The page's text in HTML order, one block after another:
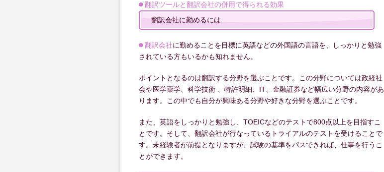
翻訳ツールと翻訳会社の併用で得られる効果
翻訳会社に勤めるには
翻訳会社に勤めることを目標に英語などの外国語の言語を、しっかりと勉強
されている方もいるかも知れません。
ポイントとなるのは翻訳する分野を選ぶことです。この分野については政経社
会や医学薬学、科学技術 、特許明細、IT、金融証券など幅広い分野の内容があ
ります。この中でも自分が興味ある分野や好きな分野を選ぶことです。
また、英語をしっかりと勉強し、TOEICなどのテストで800点以上を目指すこ
とです。そして、翻訳会社が行なっているトライアルのテストを受けることで
す。未経験者が前提となりますが、試験の基準をパスできれば、仕事を行うこ
とができます。